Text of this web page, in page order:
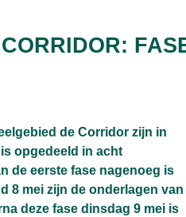
de Corridor zijn in
opgedeeld in acht
de eerste fase nagenoeg is
8 mei zijn de onderlagen van
deze fase dinsdag 9 mei is